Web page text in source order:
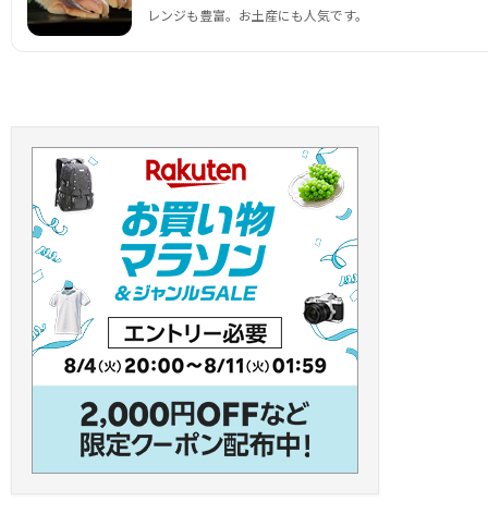
レンジも豊富。お土産にも人気です。